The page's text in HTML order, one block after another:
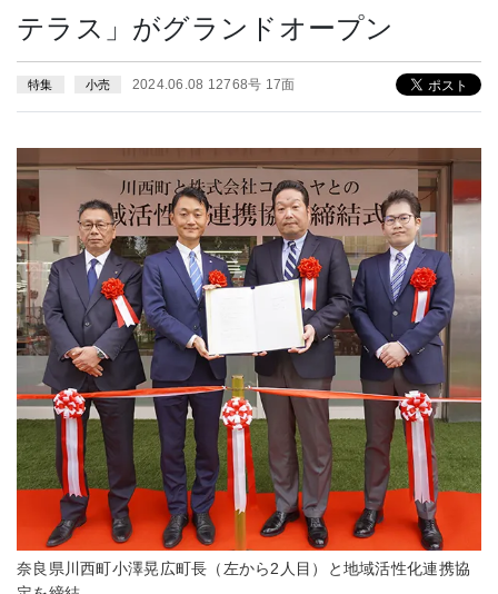
テラス」がグランドオープン
特集 小売 2024.06.08 12768号 17面
奈良県川西町小澤晃広町長（左から2人目）と地域活性化連携協